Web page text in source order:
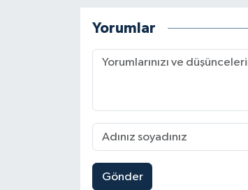
Yorumlar
Gönder